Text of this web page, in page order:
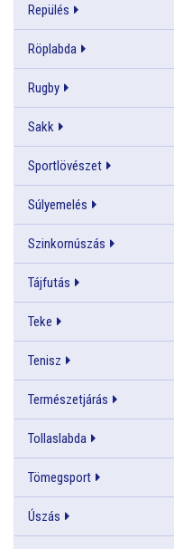
Repülés
Röplabda
Rugby
Sakk
Sportlövészet
Súlyemelés
Szinkornúszás
Tájfutás
Teke
Tenisz
Természetjárás
Tollaslabda
Tömegsport
Úszás